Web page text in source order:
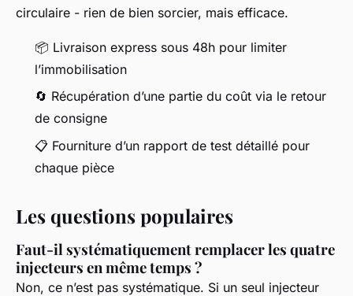
circulaire - rien de bien sorcier, mais efficace.
📦 Livraison express sous 48h pour limiter
l’immobilisation
🔄 Récupération d’une partie du coût via le retour
de consigne
📋 Fourniture d’un rapport de test détaillé pour
chaque pièce
Les questions populaires
Faut-il systématiquement remplacer les quatre
injecteurs en même temps ?
Non, ce n’est pas systématique. Si un seul injecteur